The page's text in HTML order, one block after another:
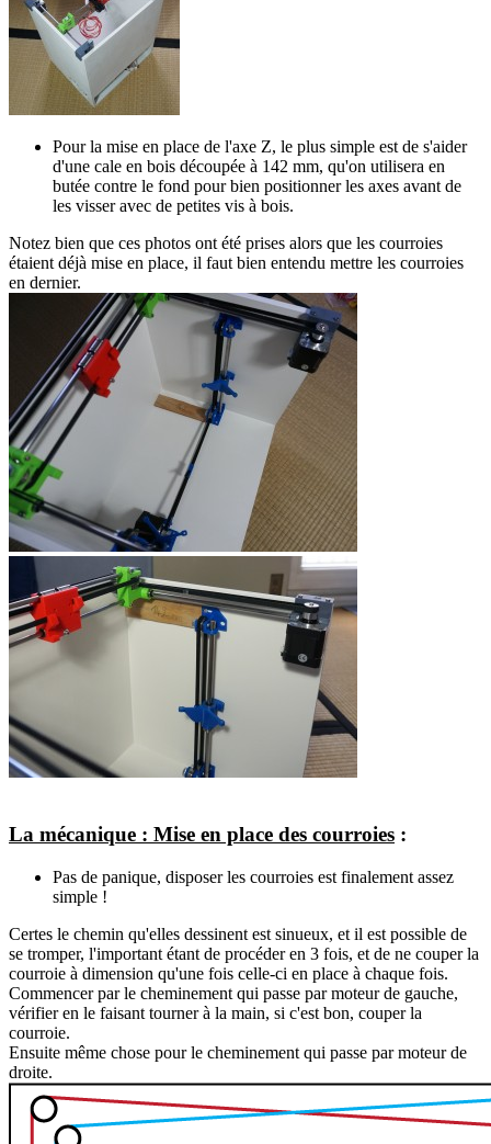
Pour la mise en place de l'axe Z, le plus simple est de s'aider
d'une cale en bois découpée à 142 mm, qu'on utilisera en
butée contre le fond pour bien positionner les axes avant de
les visser avec de petites vis à bois.
Notez bien que ces photos ont été prises alors que les courroies
étaient déjà mise en place, il faut bien entendu mettre les courroies
en dernier.
La mécanique : Mise en place des courroies :
Pas de panique, disposer les courroies est finalement assez
simple !
Certes le chemin qu'elles dessinent est sinueux, et il est possible de
se tromper, l'important étant de procéder en 3 fois, et de ne couper la
courroie à dimension qu'une fois celle-ci en place à chaque fois.
Commencer par le cheminement qui passe par moteur de gauche,
vérifier en le faisant tourner à la main, si c'est bon, couper la
courroie.
Ensuite même chose pour le cheminement qui passe par moteur de
droite.